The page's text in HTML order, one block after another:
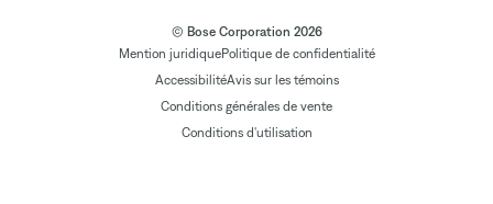
© Bose Corporation 2026
Mention juridiquePolitique de confidentialité
AccessibilitéAvis sur les témoins
Conditions générales de vente
Conditions d'utilisation